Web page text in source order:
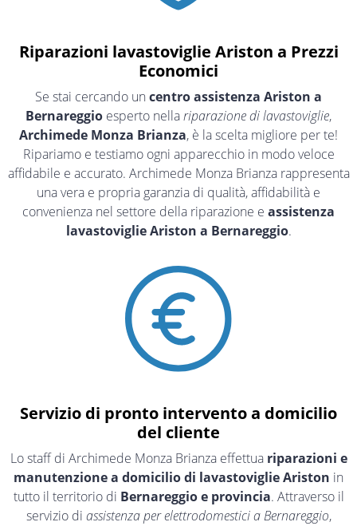
Riparazioni lavastoviglie Ariston a Prezzi
Economici
Se stai cercando un centro assistenza Ariston a
Bernareggio esperto nellariparazione di lavastoviglie,
Archimede Monza Brianza, è la scelta migliore per te!
Ripariamo e testiamo ogni apparecchio in modo veloce
affidabile e accurato. Archimede Monza Brianza rappresenta
una vera e propria garanzia di qualità, affidabilità e
convenienza nel settore della riparazione e assistenza
lavastoviglie Ariston a Bernareggio.
Servizio di pronto intervento a domicilio
del cliente
Lo staff di Archimede Monza Brianza effettua riparazioni e
manutenzione a domicilio di lavastoviglie Ariston in
tutto il territorio di Bernareggio e provincia. Attraverso il
servizio di assistenza per elettrodomestici a Bernareggio,